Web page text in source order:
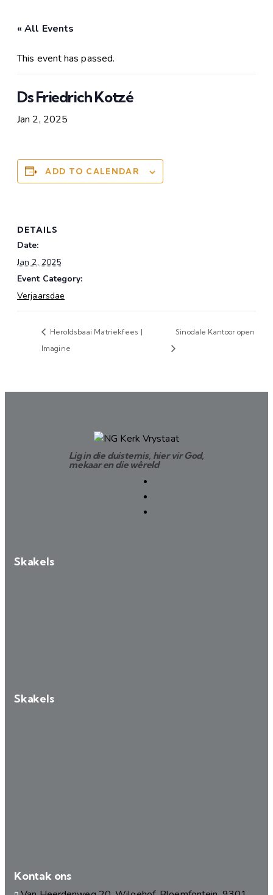
« All Events
This event has passed.
Ds Friedrich Kotzé
Jan 2, 2025
ADD TO CALENDAR
DETAILS
Date:
Jan 2, 2025
Event Category:
Verjaarsdae
Heroldsbaai Matriekfees |
Imagine
Sinodale Kantoor open
Lig in die duisternis, hier vir God,
mekaar en die wêreld
Skakels
Skakels
Kontak ons